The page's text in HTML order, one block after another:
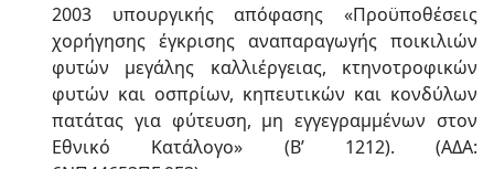
2003 υπουργικής απόφασης «Προϋποθέσεις
χορήγησης έγκρισης αναπαραγωγής ποικιλιών
φυτών μεγάλης καλλιέργειας, κτηνοτροφικών
φυτών και οσπρίων, κηπευτικών και κονδύλων
πατάτας για φύτευση, μη εγγεγραμμένων στον
Εθνικό Κατάλογο» (Β’ 1212). (ΑΔΑ: